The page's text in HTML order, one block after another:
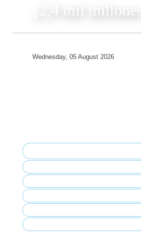
¡2,4 mil
Wednesday, 05 August 2026